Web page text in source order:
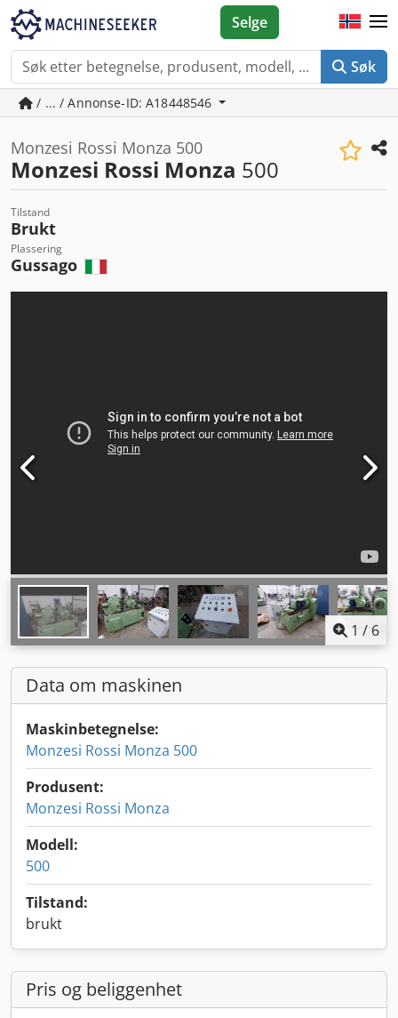
Søk
Selge
/ ... / Annonse-ID: A18448546
Monzesi Rossi Monza 500
Monzesi Rossi Monza 500
Tilstand
Brukt
Plassering
Gussago
1 / 6
Data om maskinen
Maskinbetegnelse:
Monzesi Rossi Monza 500
Produsent:
Monzesi Rossi Monza
Modell:
500
Tilstand:
brukt
Pris og beliggenhet